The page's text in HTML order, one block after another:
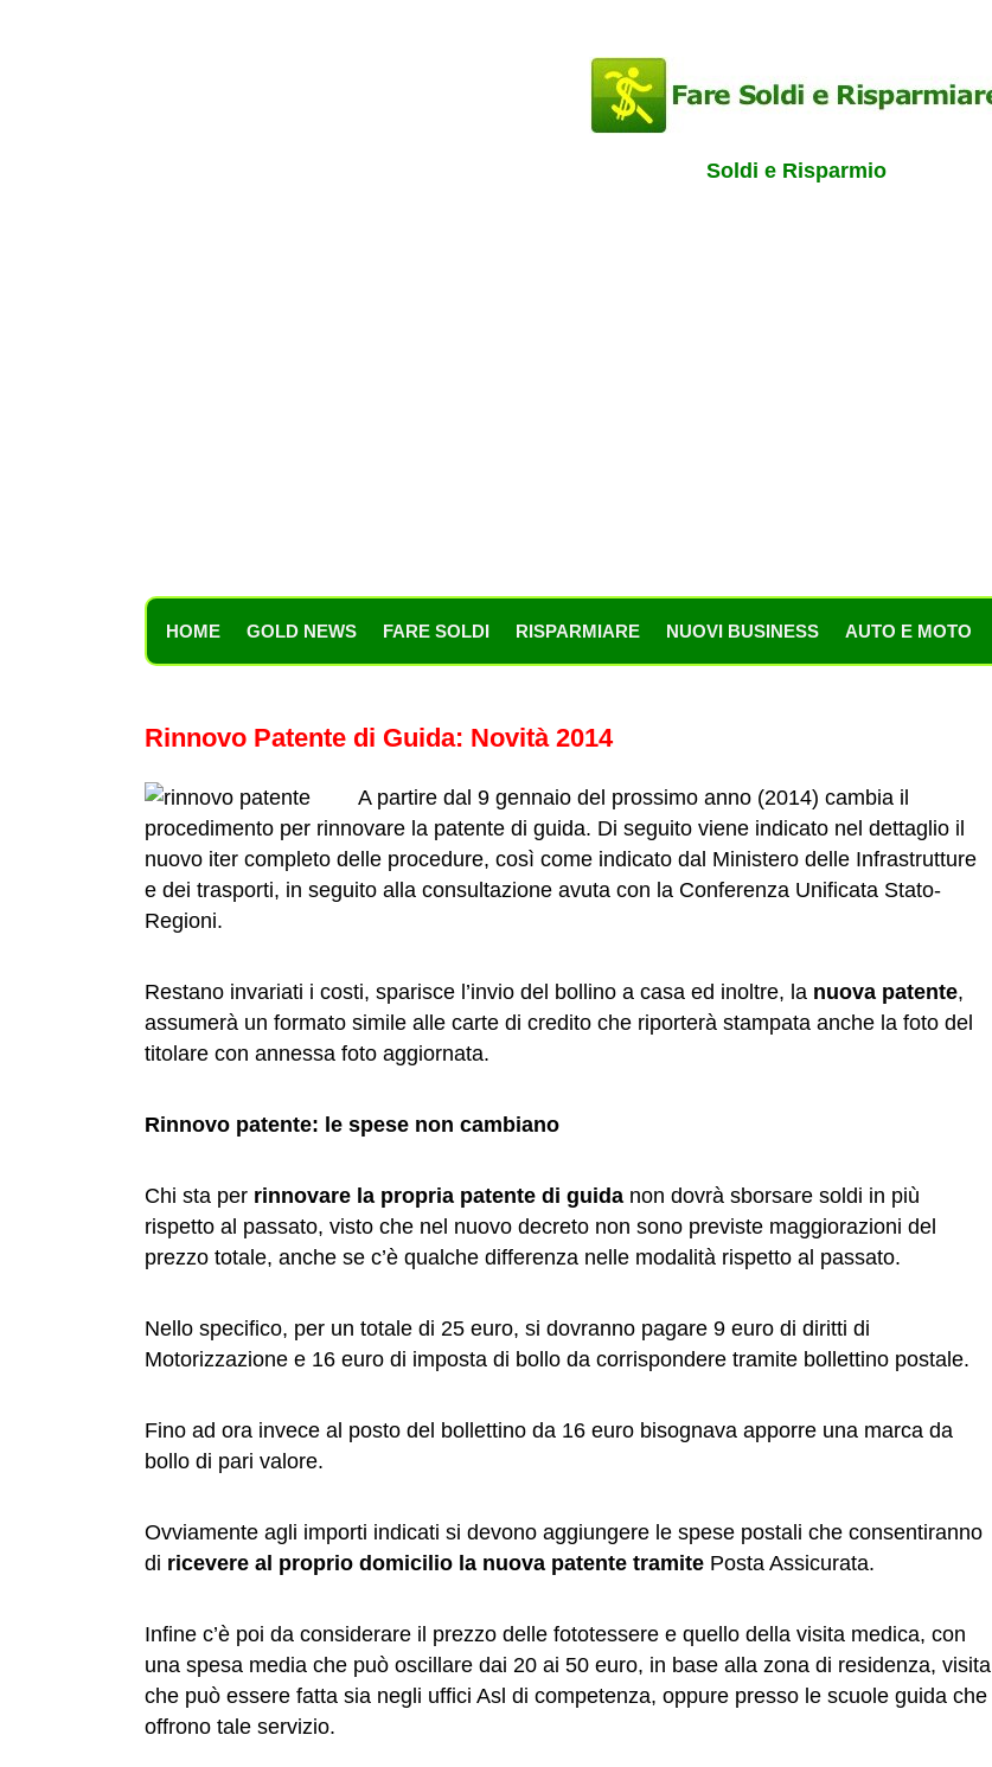
Soldi e Risparmio
HOME GOLD NEWS FARE SOLDI RISPARMIARE NUOVI BUSINESS AUTO E MOTO
Rinnovo Patente di Guida: Novità 2014
A partire dal 9 gennaio del prossimo anno (2014) cambia il
procedimento per rinnovare la patente di guida. Di seguito viene indicato nel dettaglio il
nuovo iter completo delle procedure, così come indicato dal Ministero delle Infrastrutture
e dei trasporti, in seguito alla consultazione avuta con la Conferenza Unificata Stato-
Regioni.
Restano invariati i costi, sparisce l’invio del bollino a casa ed inoltre, la nuova patente,
assumerà un formato simile alle carte di credito che riporterà stampata anche la foto del
titolare con annessa foto aggiornata.
Rinnovo patente: le spese non cambiano
Chi sta per rinnovare la propria patente di guida non dovrà sborsare soldi in più
rispetto al passato, visto che nel nuovo decreto non sono previste maggiorazioni del
prezzo totale, anche se c’è qualche differenza nelle modalità rispetto al passato.
Nello specifico, per un totale di 25 euro, si dovranno pagare 9 euro di diritti di
Motorizzazione e 16 euro di imposta di bollo da corrispondere tramite bollettino postale.
Fino ad ora invece al posto del bollettino da 16 euro bisognava apporre una marca da
bollo di pari valore.
Ovviamente agli importi indicati si devono aggiungere le spese postali che consentiranno
di ricevere al proprio domicilio la nuova patente tramite Posta Assicurata.
Infine c’è poi da considerare il prezzo delle fototessere e quello della visita medica, con
una spesa media che può oscillare dai 20 ai 50 euro, in base alla zona di residenza, visita
che può essere fatta sia negli uffici Asl di competenza, oppure presso le scuole guida che
offrono tale servizio.